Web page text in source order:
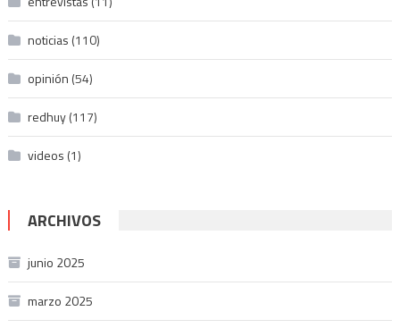
noticias (110)
opinión (54)
redhuy(117)
videos (1)
ARCHIVOS
junio 2025
marzo 2025